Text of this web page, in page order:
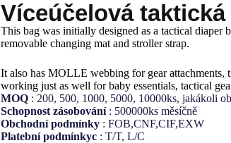
Russian
Bulgarian
Romanian
Ukrainian
Finnish
Víceúčelová
This bag was initially designed as a tactical diaper
removable changing mat and stroller strap.
It also has MOLLE webbing for gear
working just as well for baby essentials, tactical
MOQ: 200, 500, 1000, 5000, 10000ks, jakákoli
Schopnost zásobování: 500000ks měsíčně
Obchodní podmínky: FOB,CNF,CIF,EXW
Platební podmínkyc : T/T, L/C